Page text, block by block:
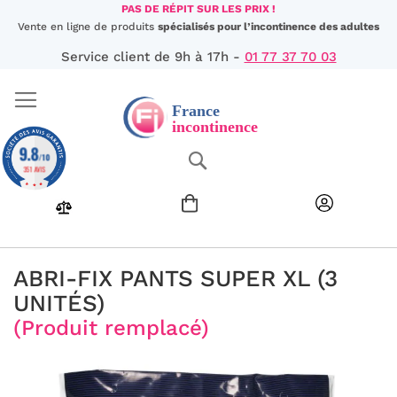
Aller
au
PAS DE RÉPIT SUR LES PRIX !
Vente en ligne de produits spécialisés pour l’incontinence des adultes
Service client de 9h à 17h - 01 77 37 70 03
ABRI-FIX PANTS SUPER XL (3
UNITÉS)
(Produit remplacé)
9.8/10
351 AVIS